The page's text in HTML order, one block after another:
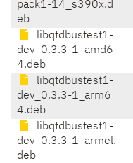
pack1-14_s390x.d
eb
libqtdbustest1-
dev_0.3.3-1_amd6
4.deb
libqtdbustest1-
dev_0.3.3-1_arm6
4.deb
libqtdbustest1-
dev_0.3.3-1_armel.
deb